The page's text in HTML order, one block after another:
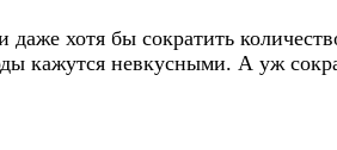
даже хотя бы сократить
кажутся невкусными. А уж